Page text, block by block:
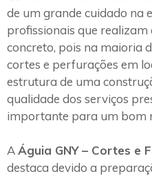
de um grande cuidado na
profissionais que realizam
concreto, pois na maioria
cortes e perfurações em
estrutura de uma
qualidade dos serviços
importante para um bom
AÁguia GNY – Cortes e
destaca devido a